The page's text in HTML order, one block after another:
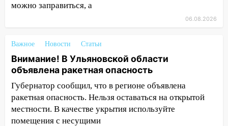
16:09
Ветераны легкой атлетики из
16:02
В Ульяновской области убрали
более 28% площадей зерновых и
зернобобовых культур
15:51 Бросила кирпич в жену брата: в
Ульяновской области завели дело на
агрессивную женщину
можно заправиться, а
06.08.2026
Важное Новости Статьи
Внимание! В Ульяновской области
объявлена ракетная опасность
Губернатор сообщил, что в регионе объявлена
ракетная опасность. Нельзя оставаться на открытой
местности. В качестве укрытия используйте
помещения с несущими